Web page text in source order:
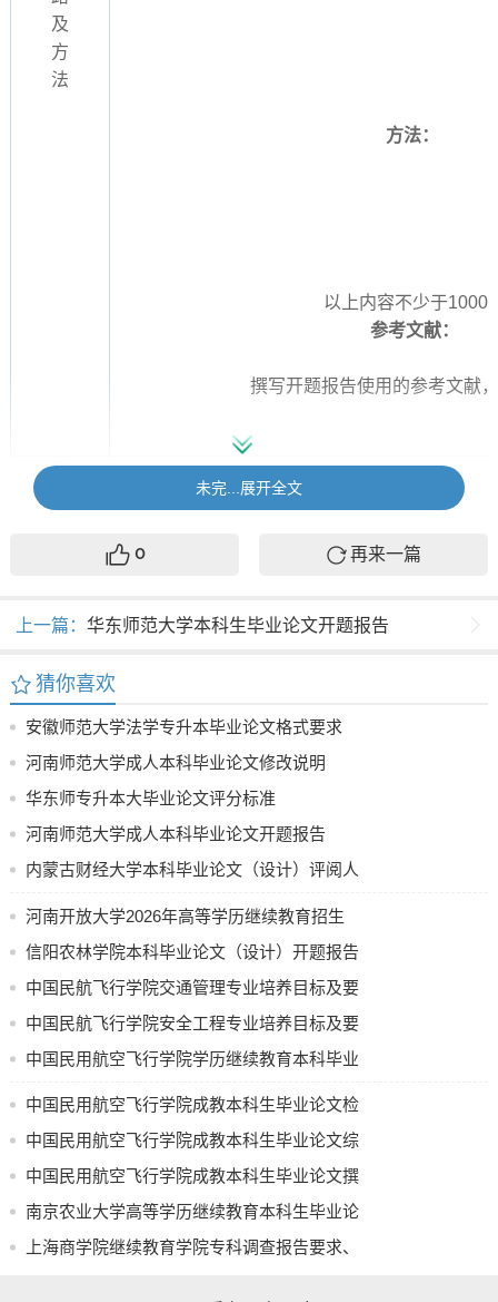
及
方
法
方法：
以上内容不少于1000
参考文献：
撰写开题报告使用的参考文献
指
{{teacherComments}}
{{teacherSignYear}} 年
学
意
见
{{deptSealPicture}}
我承诺在毕业论文（设计）中遵守学校有关规定，恪守学
术规范，本人毕业论文（设计）及开题报告内容除特别注明
和引用外，均为本人观点，不存在剽窃、抄袭他人学术成
一切责任，接受学校处理。
年 月 日
未完...展开全文
0 再来一篇
上一篇： 华东师范大学本科生毕业论文开题报告
猜你喜欢
安徽师范大学法学专升本毕业论文格式要求
河南师范大学成人本科毕业论文修改说明
华东师专升本大毕业论文评分标准
河南师范大学成人本科毕业论文开题报告
内蒙古财经大学本科毕业论文（设计）评阅人
评阅意见
河南开放大学2026年高等学历继续教育招生
计划公示
信阳农林学院本科毕业论文（设计）开题报告
中国民航飞行学院交通管理专业培养目标及要
求（节选）
中国民航飞行学院安全工程专业培养目标及要
求
中国民用航空飞行学院学历继续教育本科毕业
论文（设计）使用 AI 工具的规定（试行）
中国民用航空飞行学院成教本科生毕业论文检
测要求
中国民用航空飞行学院成教本科生毕业论文综
合成绩评定办法
中国民用航空飞行学院成教本科生毕业论文撰
写和答辩流程
南京农业大学高等学历继续教育本科生毕业论
文(设计) 中期检查表
上海商学院继续教育学院专科调查报告要求、